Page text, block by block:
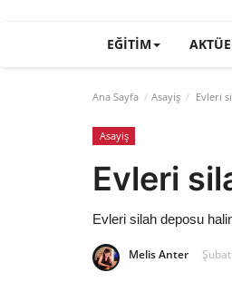
EĞITIM
Ana Sayfa Asayiş Evleri
Asayiş
Evleri
Evleri silah deposu
Melis Anter